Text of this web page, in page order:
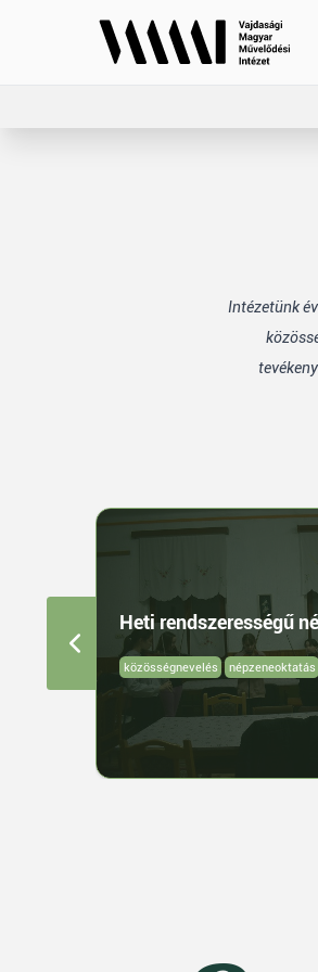
Intézetünk
Heti rendszerességű
közösségnevelés népzeneoktatás